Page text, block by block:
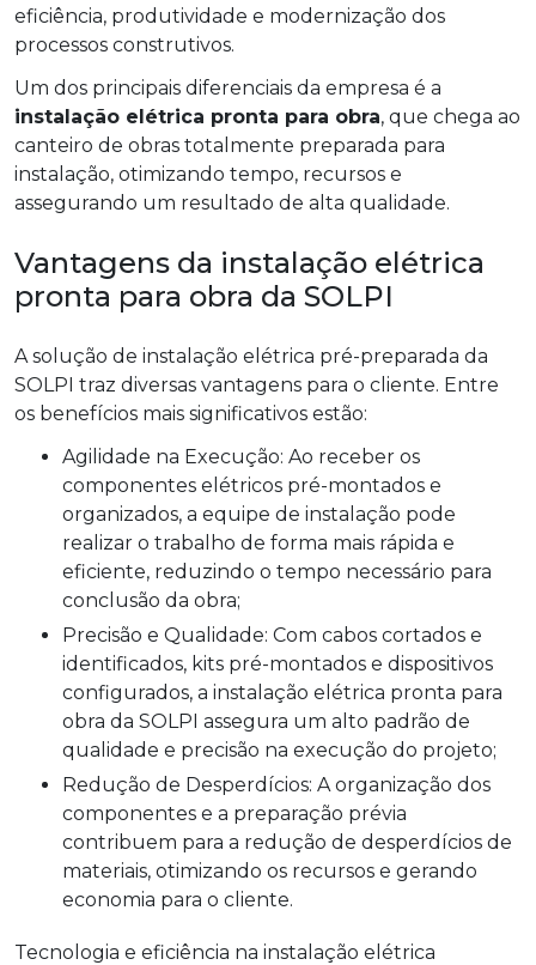
eficiência, produtividade e modernização dos
processos construtivos.
Um dos principais diferenciais da empresa é a
instalação elétrica pronta para obra, que chega ao
canteiro de obras totalmente preparada para
instalação, otimizando tempo, recursos e
assegurando um resultado de alta qualidade.
Vantagens da instalação elétrica
pronta para obra da SOLPI
A solução de instalação elétrica pré-preparada da
SOLPI traz diversas vantagens para o cliente. Entre
os benefícios mais significativos estão:
Agilidade na Execução: Ao receber os
componentes elétricos pré-montados e
organizados, a equipe de instalação pode
realizar o trabalho de forma mais rápida e
eficiente, reduzindo o tempo necessário para
conclusão da obra;
Precisão e Qualidade: Com cabos cortados e
identificados, kits pré-montados e dispositivos
configurados, a instalação elétrica pronta para
obra da SOLPI assegura um alto padrão de
qualidade e precisão na execução do projeto;
Redução de Desperdícios: A organização dos
componentes e a preparação prévia
contribuem para a redução de desperdícios de
materiais, otimizando os recursos e gerando
economia para o cliente.
Tecnologia e eficiência na instalação elétrica